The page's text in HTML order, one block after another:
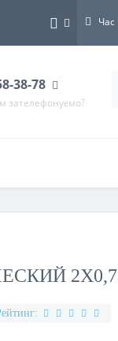
Час
38-78
зателефонуємо?